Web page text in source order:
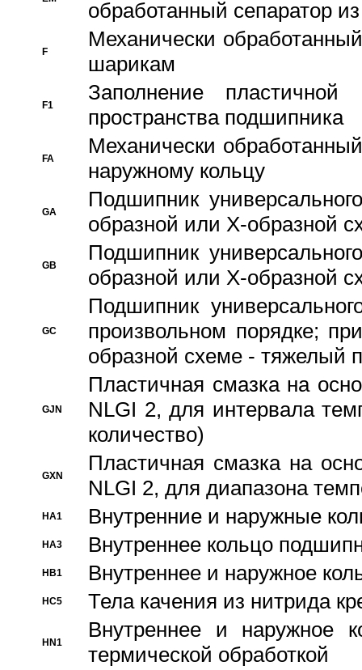
обработанный сепаратор
F
Механически
шарикам
F1
Заполнение
пространства подшипника
FA
Механически
наружному кольцу
GA
Подшипник
образной или Х-образной
GB
Подшипник
образной или Х-образной
GC
Подшипник
произвольном порядке;
образной схеме - тяжелый
GJN
Пластичная смазка на
NLGI 2, для интервала
количество)
GXN
Пластичная смазка на
NLGI 2, для диапазона
HA1 Внутренние и наружные
HA3 Bнутреннее кольцо
HB1 Bнутреннее и наружное
HC5 Тела качения из нитрида
HN1
Bнутреннее и наружное
термической обработкой